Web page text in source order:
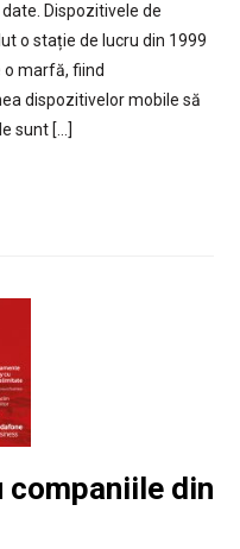
Dispozitivele de
o stație de lucru din 1999
marfă, fiind
dispozitivelor mobile să
sunt […]
din